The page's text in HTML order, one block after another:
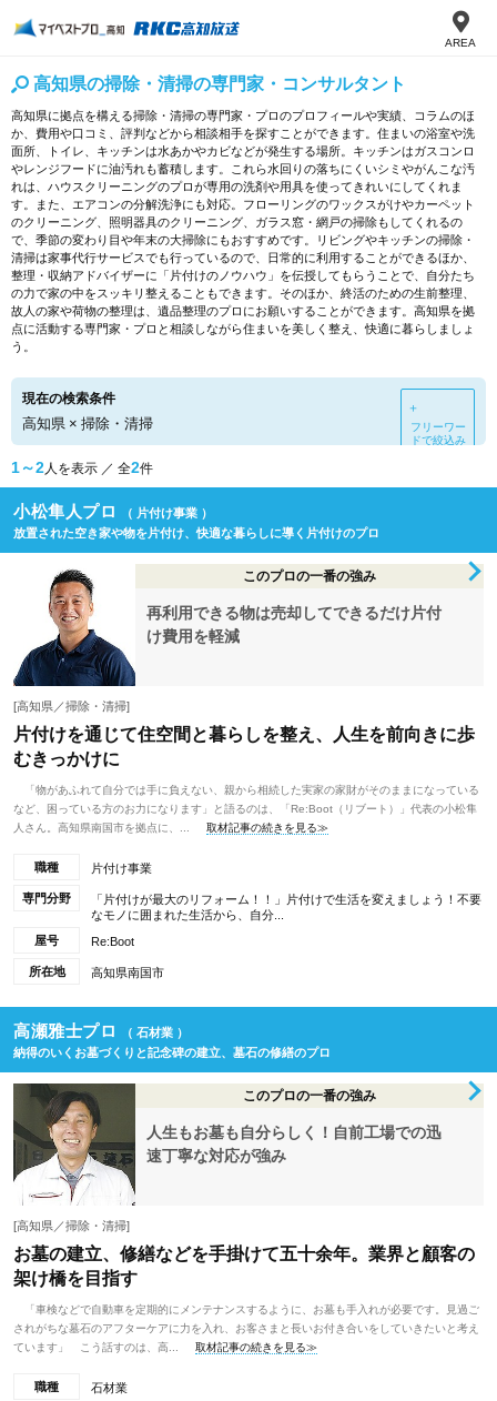
AREA
高知県の掃除・清掃の専門家・コンサルタント
高知県に拠点を構える掃除・清掃の専門家・プロのプロフィールや実績、コラムのほ
か、費用や口コミ、評判などから相談相手を探すことができます。住まいの浴室や洗
面所、トイレ、キッチンは水あかやカビなどが発生する場所。キッチンはガスコンロ
やレンジフードに油汚れも蓄積します。これら水回りの落ちにくいシミやがんこな汚
れは、ハウスクリーニングのプロが専用の洗剤や用具を使ってきれいにしてくれま
す。また、エアコンの分解洗浄にも対応。フローリングのワックスがけやカーペット
のクリーニング、照明器具のクリーニング、ガラス窓・網戸の掃除もしてくれるの
で、季節の変わり目や年末の大掃除にもおすすめです。リビングやキッチンの掃除・
清掃は家事代行サービスでも行っているので、日常的に利用することができるほか、
整理・収納アドバイザーに「片付けのノウハウ」を伝授してもらうことで、自分たち
の力で家の中をスッキリ整えることもできます。そのほか、終活のための生前整理、
故人の家や荷物の整理は、遺品整理のプロにお願いすることができます。高知県を拠
点に活動する専門家・プロと相談しながら住まいを美しく整え、快適に暮らしましょ
う。
現在の検索条件
高知県 × 掃除・清掃
＋
フリーワー
ドで絞込み
1～2人を表示 ／ 全2件
小松隼人プロ
（ 片付け事業 ）
放置された空き家や物を片付け、快適な暮らしに導く片付けのプロ
このプロの一番の強み
再利用できる物は売却してできるだけ片付
け費用を軽減
[高知県／掃除・清掃]
片付けを通じて住空間と暮らしを整え、人生を前向きに歩
むきっかけに
「物があふれて自分では手に負えない、親から相続した実家の家財がそのままになっている
など、困っている方のお力になります」と語るのは、「Re:Boot（リブート）」代表の小松隼
人さん。高知県南国市を拠点に、...
取材記事の続きを見る≫
職種 片付け事業
専門分野
「片付けが最大のリフォーム！！」片付けで生活を変えましょう！不要
なモノに囲まれた生活から、自分...
屋号
Re:Boot
所在地 高知県南国市
高瀬雅士プロ
（ 石材業 ）
納得のいくお墓づくりと記念碑の建立、墓石の修繕のプロ
このプロの一番の強み
人生もお墓も自分らしく！自前工場での迅
速丁寧な対応が強み
[高知県／掃除・清掃]
お墓の建立、修繕などを手掛けて五十余年。業界と顧客の
架け橋を目指す
「車検などで自動車を定期的にメンテナンスするように、お墓も手入れが必要です。見過ご
されがちな墓石のアフターケアに力を入れ、お客さまと長いお付き合いをしていきたいと考え
ています」 こう話すのは、高...
取材記事の続きを見る≫
職種 石材業